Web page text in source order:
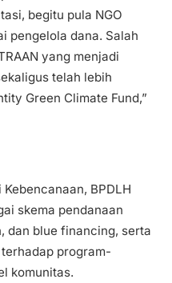
begitu pula NGO
pengelola dana. Salah
yang menjadi
telah lebih
Green Climate Fund,”
BPDLH
skema pendanaan
dan blue financing, serta
program-
komunitas.